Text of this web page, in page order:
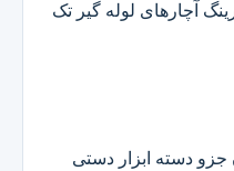
آچارهای لوله گیر تک
دسته ابزار دستی